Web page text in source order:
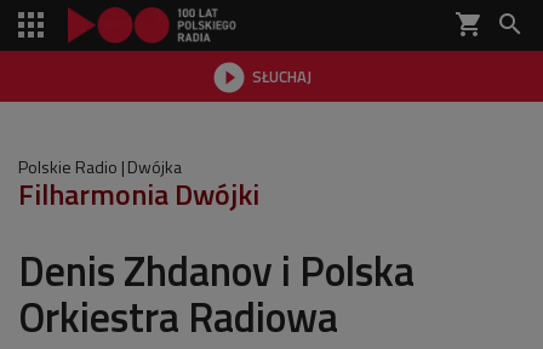
shopping_cart 
 SŁUCHAJ

Polskie Radio Dwójka
Filharmonia Dwójki
Denis Zhdanov i Polska
Orkiestra Radiowa